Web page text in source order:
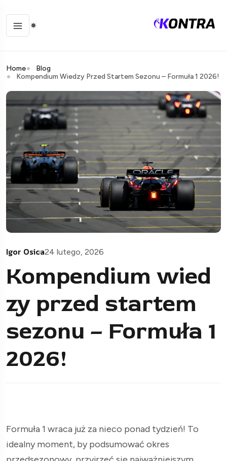
Home
Blog
Kompendium Wiedzy Przed Startem Sezonu – Formuła 1 2026!
Igor Osica24 lutego, 2026
Kompendium wied
zy przed startem
sezonu – Formuła 1
2026!
Formuła 1 wraca już za nieco ponad tydzień! To
idealny moment, by podsumować okres